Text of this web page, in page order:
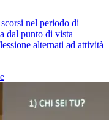
nel periodo di
dal punto di vista
alternati ad attività